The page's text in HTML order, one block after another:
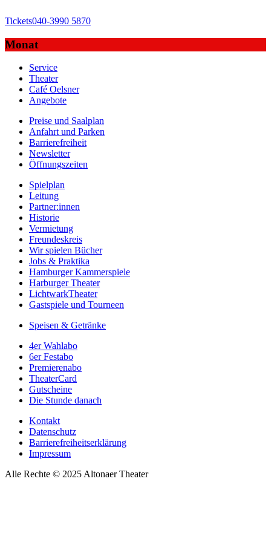
Tickets040-3990 5870
Monat
Service
Theater
Café Oelsner
Angebote
Preise und Saalplan
Anfahrt und Parken
Barrierefreiheit
Newsletter
Öffnungszeiten
Spielplan
Leitung
Partner:innen
Historie
Vermietung
Freundeskreis
Wir spielen Bücher
Jobs & Praktika
Hamburger Kammerspiele
Harburger Theater
LichtwarkTheater
Gastspiele und Tourneen
Speisen & Getränke
4er Wahlabo
6er Festabo
Premierenabo
TheaterCard
Gutscheine
Die Stunde danach
Kontakt
Datenschutz
Barrierefreiheitserklärung
Impressum
Alle Rechte © 2025 Altonaer Theater